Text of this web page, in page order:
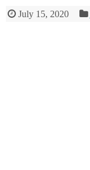
July 15, 2020